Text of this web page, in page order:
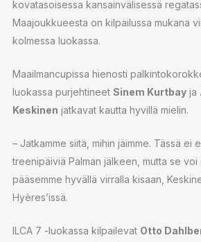
kovatasoisessa kansainvälisessä
Maajoukkueesta on kilpailussa mukana
kolmessa luokassa.
Maailmancupissa hienosti
luokassa purjehtineet Sinem Kurtbayja
Keskinen jatkavat kautta hyvillä mielin.
– Jatkamme siitä, mihin jäimme. Tässä ei
treenipäiviä Palman jälkeen, mutta se
pääsemme hyvällä virralla kisaan,
Hyères’issä.
ILCA 7 -luokassa kilpailevat Otto